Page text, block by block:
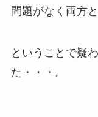
問題がなく両方
ということで疑
た・・・。